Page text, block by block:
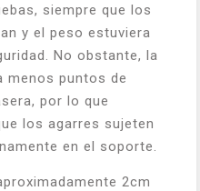
siempre que los
y el peso estuviera
No obstante, la
menos puntos de
por lo que
los agarres sujeten
en el soporte.
2cm